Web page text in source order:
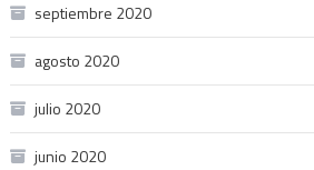
septiembre 2020
agosto 2020
julio 2020
junio 2020